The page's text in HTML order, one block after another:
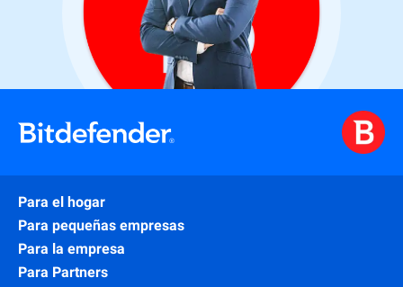
Para el hogar
Para pequeñas empresas
Para la empresa
Para Partners